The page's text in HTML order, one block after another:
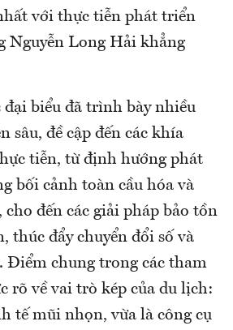
với thực tiễn phát triển
Nguyễn Long Hải khẳng
đại biểu đã trình bày nhiều
sâu, đề cập đến các khía
tiễn, từ định hướng phát
bối cảnh toàn cầu hóa và
đến các giải pháp bảo tồn
thúc đẩy chuyển đổi số và
Điểm chung trong các tham
rõ về vai trò kép của du lịch:
tế mũi nhọn, vừa là công cụ